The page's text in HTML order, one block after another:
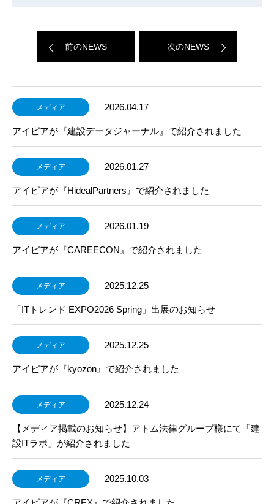
前のNEWS 次のNEWS
メディア 2026.04.17
アイピアが『建設データジャーナル』で紹介されました
メディア 2026.01.27
アイピアが『HidealPartners』で紹介されました
メディア 2026.01.19
アイピアが『CAREECON』で紹介されました
メディア 2025.12.25
「ITトレンド EXPO2026 Spring」出展のお知らせ
メディア 2025.12.25
アイピアが『kyozon』で紹介されました
メディア 2025.12.24
【メディア掲載のお知らせ】アトム法律グループ様にて「建
設ITラボ」が紹介されました
メディア 2025.10.03